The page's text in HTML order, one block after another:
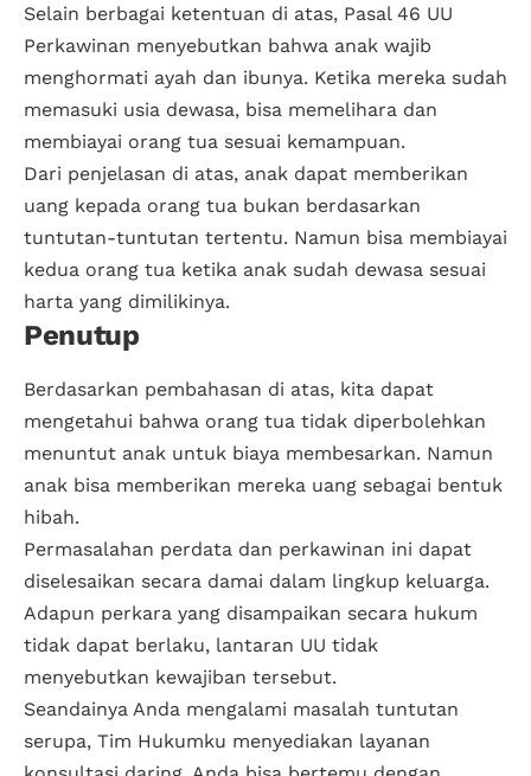
Selain berbagai ketentuan di atas, Pasal 46 UU
Perkawinan menyebutkan bahwa anak wajib
menghormati ayah dan ibunya. Ketika mereka sudah
memasuki usia dewasa, bisa memelihara dan
membiayai orang tua sesuai kemampuan.
Dari penjelasan di atas, anak dapat memberikan
uang kepada orang tua bukan berdasarkan
tuntutan-tuntutan tertentu. Namun bisa membiayai
kedua orang tua ketika anak sudah dewasa sesuai
harta yang dimilikinya.
Penutup
Berdasarkan pembahasan di atas, kita dapat
mengetahui bahwa orang tua tidak diperbolehkan
menuntut anak untuk biaya membesarkan. Namun
anak bisa memberikan mereka uang sebagai bentuk
hibah.
Permasalahan perdata dan perkawinan ini dapat
diselesaikan secara damai dalam lingkup keluarga.
Adapun perkara yang disampaikan secara hukum
tidak dapat berlaku, lantaran UU tidak
menyebutkan kewajiban tersebut.
Seandainya Anda mengalami masalah tuntutan
serupa, Tim Hukumku menyediakan layanan